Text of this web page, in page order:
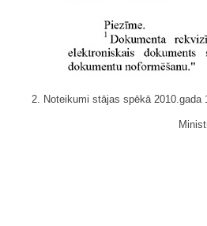
2. Noteikumi stājas spēkā 2010.gada